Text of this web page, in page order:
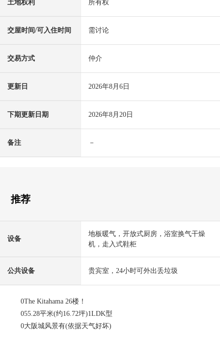
土地权利 所有权
交屋时间/可入住时间 需讨论
交易方式 仲介
更新日 2026年8月6日
下期更新日期 2026年8月20日
备注 －
推荐
设备
地板暖气，开放式厨房，浴室换气干燥
机，走入式鞋柜
公共设备 贵宾室，24小时可外出丢垃圾
0The Kitahama 26楼！
055.28平米(约16.72坪)1LDK型
0大阪城风景有(依据天气好坏)